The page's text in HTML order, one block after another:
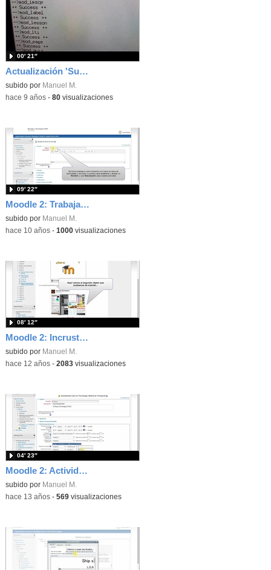
Actualización 'Success'
subido por Manuel M.
00′ 21″
-hace 9 años- 80visualizaciones
Moodle 2: Trabajando con una actividad de tipo 'Base de Datos'
subido por Manuel M.
09′ 22″
-hace 10 años- 1000visualizaciones
Moodle 2: Incrustar contenido externo
subido por Manuel M.
08′ 12″
-hace 12 años- 2083visualizaciones
Moodle 2: Actividades condicionales
subido por Manuel M.
04′ 23″
-hace 13 años- 569visualizaciones